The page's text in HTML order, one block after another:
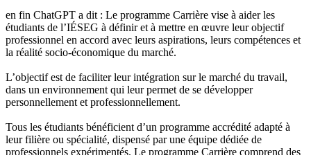
en fin ChatGPT a dit : Le programme Carrière vise à aider les
étudiants de l’IÉSEG à définir et à mettre en œuvre leur objectif
professionnel en accord avec leurs aspirations, leurs compétences et
la réalité socio-économique du marché.
L’objectif est de faciliter leur intégration sur le marché du travail,
dans un environnement qui leur permet de se développer
personnellement et professionnellement.
Tous les étudiants bénéficient d’un programme accrédité adapté à
leur filière ou spécialité, dispensé par une équipe dédiée de
professionnels expérimentés. Le programme Carrière comprend des